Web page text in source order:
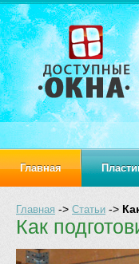
Главная
Главная -> Статьи ->
Как